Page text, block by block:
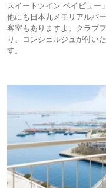
スイートツイン ベイビュー
他にも日本丸メモリアルパ
客室もありますよ。クラブ
り、コンシェルジュが付い
す。